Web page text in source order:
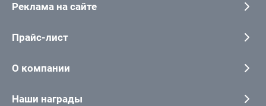
Реклама на сайте
Прайс-лист
О компании
Наши награды